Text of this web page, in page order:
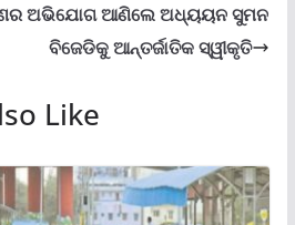
ଅଭିଯୋଗ ଆଣିଲେ ଅଧ୍ୟୟନ ସୁମନ
ବିଜେଡିକୁ ଆନ୍ତର୍ଜାତିକ ସ୍ୱୀକୃତି
Like